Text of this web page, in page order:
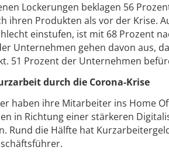
Lockerungen beklagen 56
ihren Produkten als vor der Krise.
einstufen, ist mit 68 Prozent
Unternehmen gehen davon aus,
51 Prozent der Unternehmen
durch die Corona-Krise
haben ihre Mitarbeiter ins Home
in Richtung einer stärkeren
Rund die Hälfte hat